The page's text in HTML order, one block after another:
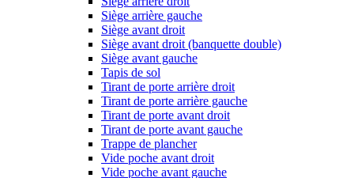
Siège arrière gauche
Siège avant droit
Siège avant droit (banquette double)
Siège avant gauche
Tapis de sol
Tirant de porte arrière droit
Tirant de porte arrière gauche
Tirant de porte avant droit
Tirant de porte avant gauche
Trappe de plancher
Vide poche avant droit
Vide poche avant gauche